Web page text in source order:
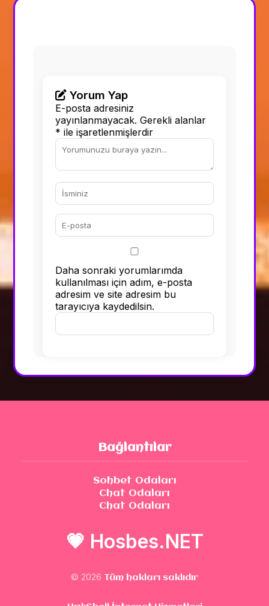
Yorum Yap
E-posta adresiniz
yayınlanmayacak. Gerekli alanlar
* ile işaretlenmişlerdir
Daha sonraki yorumlarımda
kullanılması için adım, e-posta
adresim ve site adresim bu
tarayıcıya kaydedilsin.
Bağlantılar
Sohbet Odaları
Chat Odaları
Chat Odaları
💗 Hosbes.NET
© 2026 Tüm hakları saklıdır